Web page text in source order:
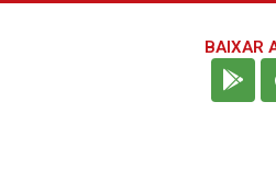
BAIXAR